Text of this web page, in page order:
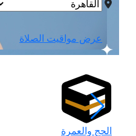
عرض مواقيت الصلاة
الحج والعمرة